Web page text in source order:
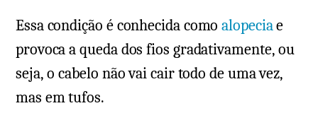
Essa condição é conhecida comoalopeciae
provoca a queda dos fios gradativamente, ou
seja, o cabelo não vai cair todo de uma vez,
mas em tufos.